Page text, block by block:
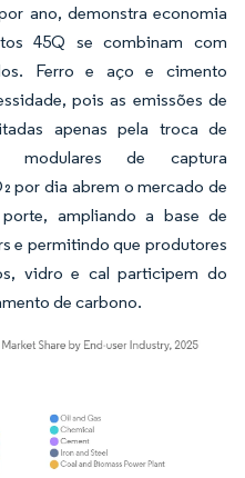
ano, demonstra economia
45Q se combinam com
Ferro e aço e cimento
pois as emissões de
apenas pela troca de
modulares de captura
por dia abrem o mercado de
ampliando a base de
e permitindo que produtores
vidro e cal participem do
de carbono.